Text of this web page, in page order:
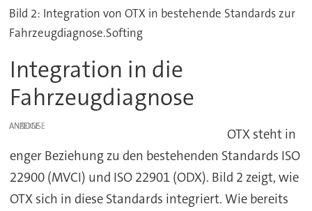
Bild 2: Integration von OTX in bestehende Standards zur
Fahrzeugdiagnose.Softing
Integration in die
Fahrzeugdiagnose
ANZEIGE
OTX steht in
enger Beziehung zu den bestehenden Standards ISO
22900 (MVCI) und ISO 22901 (ODX). Bild 2 zeigt, wie
OTX sich in diese Standards integriert. Wie bereits